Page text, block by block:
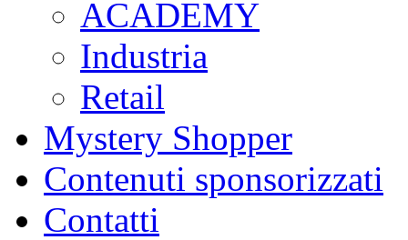
ACADEMY
Industria
Retail
Mystery Shopper
Contenuti sponsorizzati
Contatti